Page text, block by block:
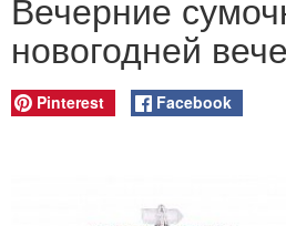
новогодней
Pinterest Facebook